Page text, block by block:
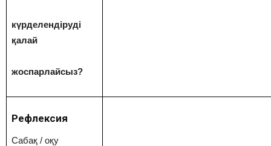
күрделендіруді
қалай
жоспарлайсыз?
Рефлексия
Сабақ / оқу